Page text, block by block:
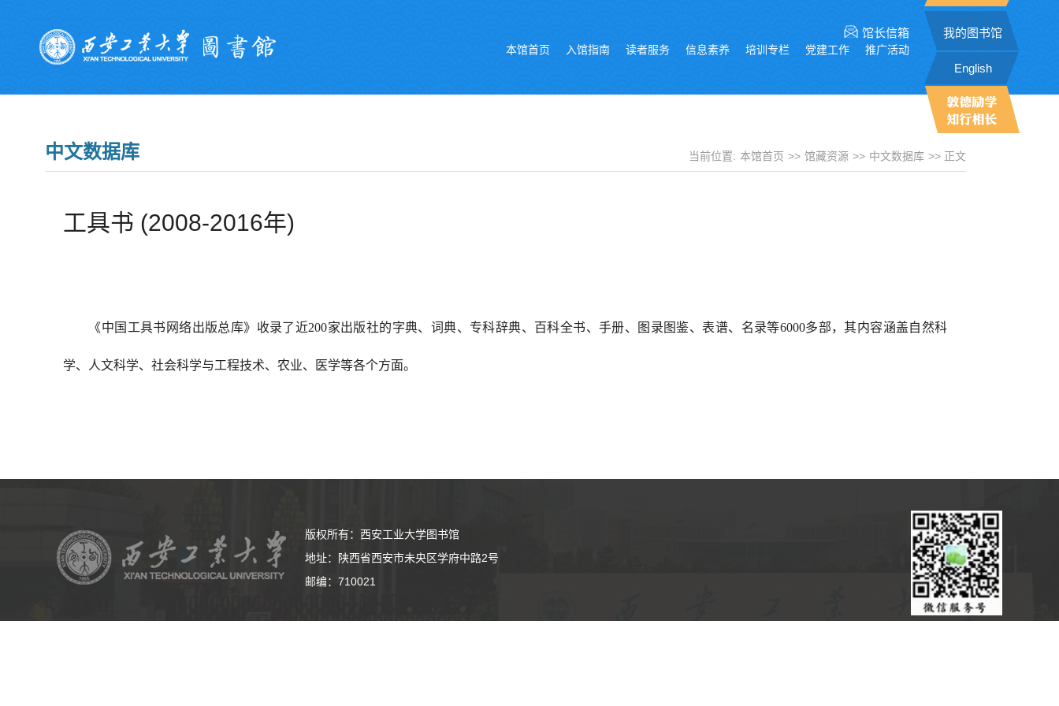
馆长信箱
本馆首页 入馆指南 读者服务 信息素养 培训专栏 党建工作 推广活动
我的图书馆
English
中文数据库 当前位置: 本馆首页 >> 馆藏资源 >> 中文数据库 >> 正文
工具书 (2008-2016年)
《中国工具书网络出版总库》收录了近200家出版社的字典、词典、专科辞典、百科全书、手册、图录图鉴、表谱、名录等6000多部，其内容涵盖自然科
学、人文科学、社会科学与工程技术、农业、医学等各个方面。
版权所有：西安工业大学图书馆
地址：陕西省西安市未央区学府中路2号
邮编：710021